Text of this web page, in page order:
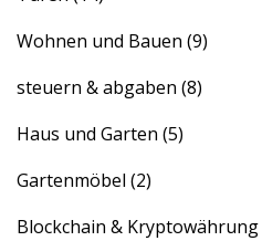
Wohnen und Bauen (9)
steuern & abgaben (8)
Haus und Garten (5)
Gartenmöbel (2)
Blockchain & Kryptowährung